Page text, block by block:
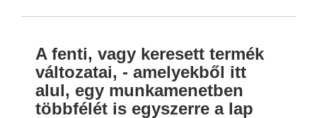
A fenti, vagy keresett termék
változatai, - amelyekből itt
alul, egy munkamenetben
többfélét is egyszerre a lap